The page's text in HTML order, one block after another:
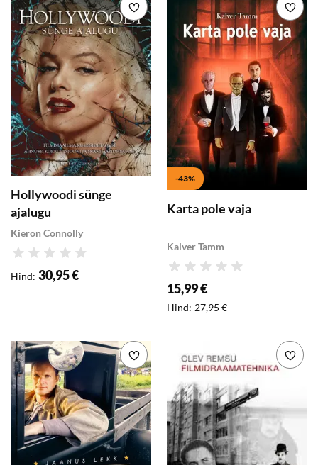
Hollywoodi sünge
ajalugu
Kieron Connolly
Hinnang
Hind: 30,95 €
Lisa soovikorvi
-43%
Karta pole vaja
Kalver Tamm
Hinnang
Soodushind
15,99 €
Hind: 27,95 €
Lisa soovikorvi